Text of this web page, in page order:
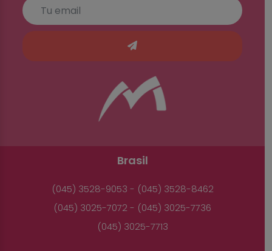
Brasil
(045) 3528-9053 - (045) 3528-8462
(045) 3025-7072 - (045) 3025-7736
(045) 3025-7713